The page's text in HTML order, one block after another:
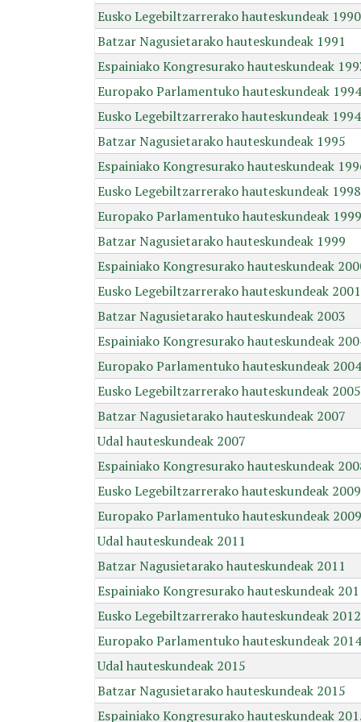
Eusko Legebiltzarrerako hauteskundeak 1990
Batzar Nagusietarako hauteskundeak 1991
Espainiako Kongresurako hauteskundeak
Europako Parlamentuko hauteskundeak 1994
Eusko Legebiltzarrerako hauteskundeak 1994
Batzar Nagusietarako hauteskundeak 1995
Espainiako Kongresurako hauteskundeak
Eusko Legebiltzarrerako hauteskundeak 1998
Europako Parlamentuko hauteskundeak 1999
Batzar Nagusietarako hauteskundeak 1999
Espainiako Kongresurako hauteskundeak
Eusko Legebiltzarrerako hauteskundeak 2001
Batzar Nagusietarako hauteskundeak 2003
Espainiako Kongresurako hauteskundeak
Europako Parlamentuko hauteskundeak 2004
Eusko Legebiltzarrerako hauteskundeak 2005
Batzar Nagusietarako hauteskundeak 2007
Udal hauteskundeak 2007
Espainiako Kongresurako hauteskundeak
Eusko Legebiltzarrerako hauteskundeak 2009
Europako Parlamentuko hauteskundeak 2009
Udal hauteskundeak 2011
Batzar Nagusietarako hauteskundeak 2011
Espainiako Kongresurako hauteskundeak
Eusko Legebiltzarrerako hauteskundeak 2012
Europako Parlamentuko hauteskundeak 2014
Udal hauteskundeak 2015
Batzar Nagusietarako hauteskundeak 2015
Espainiako Kongresurako hauteskundeak